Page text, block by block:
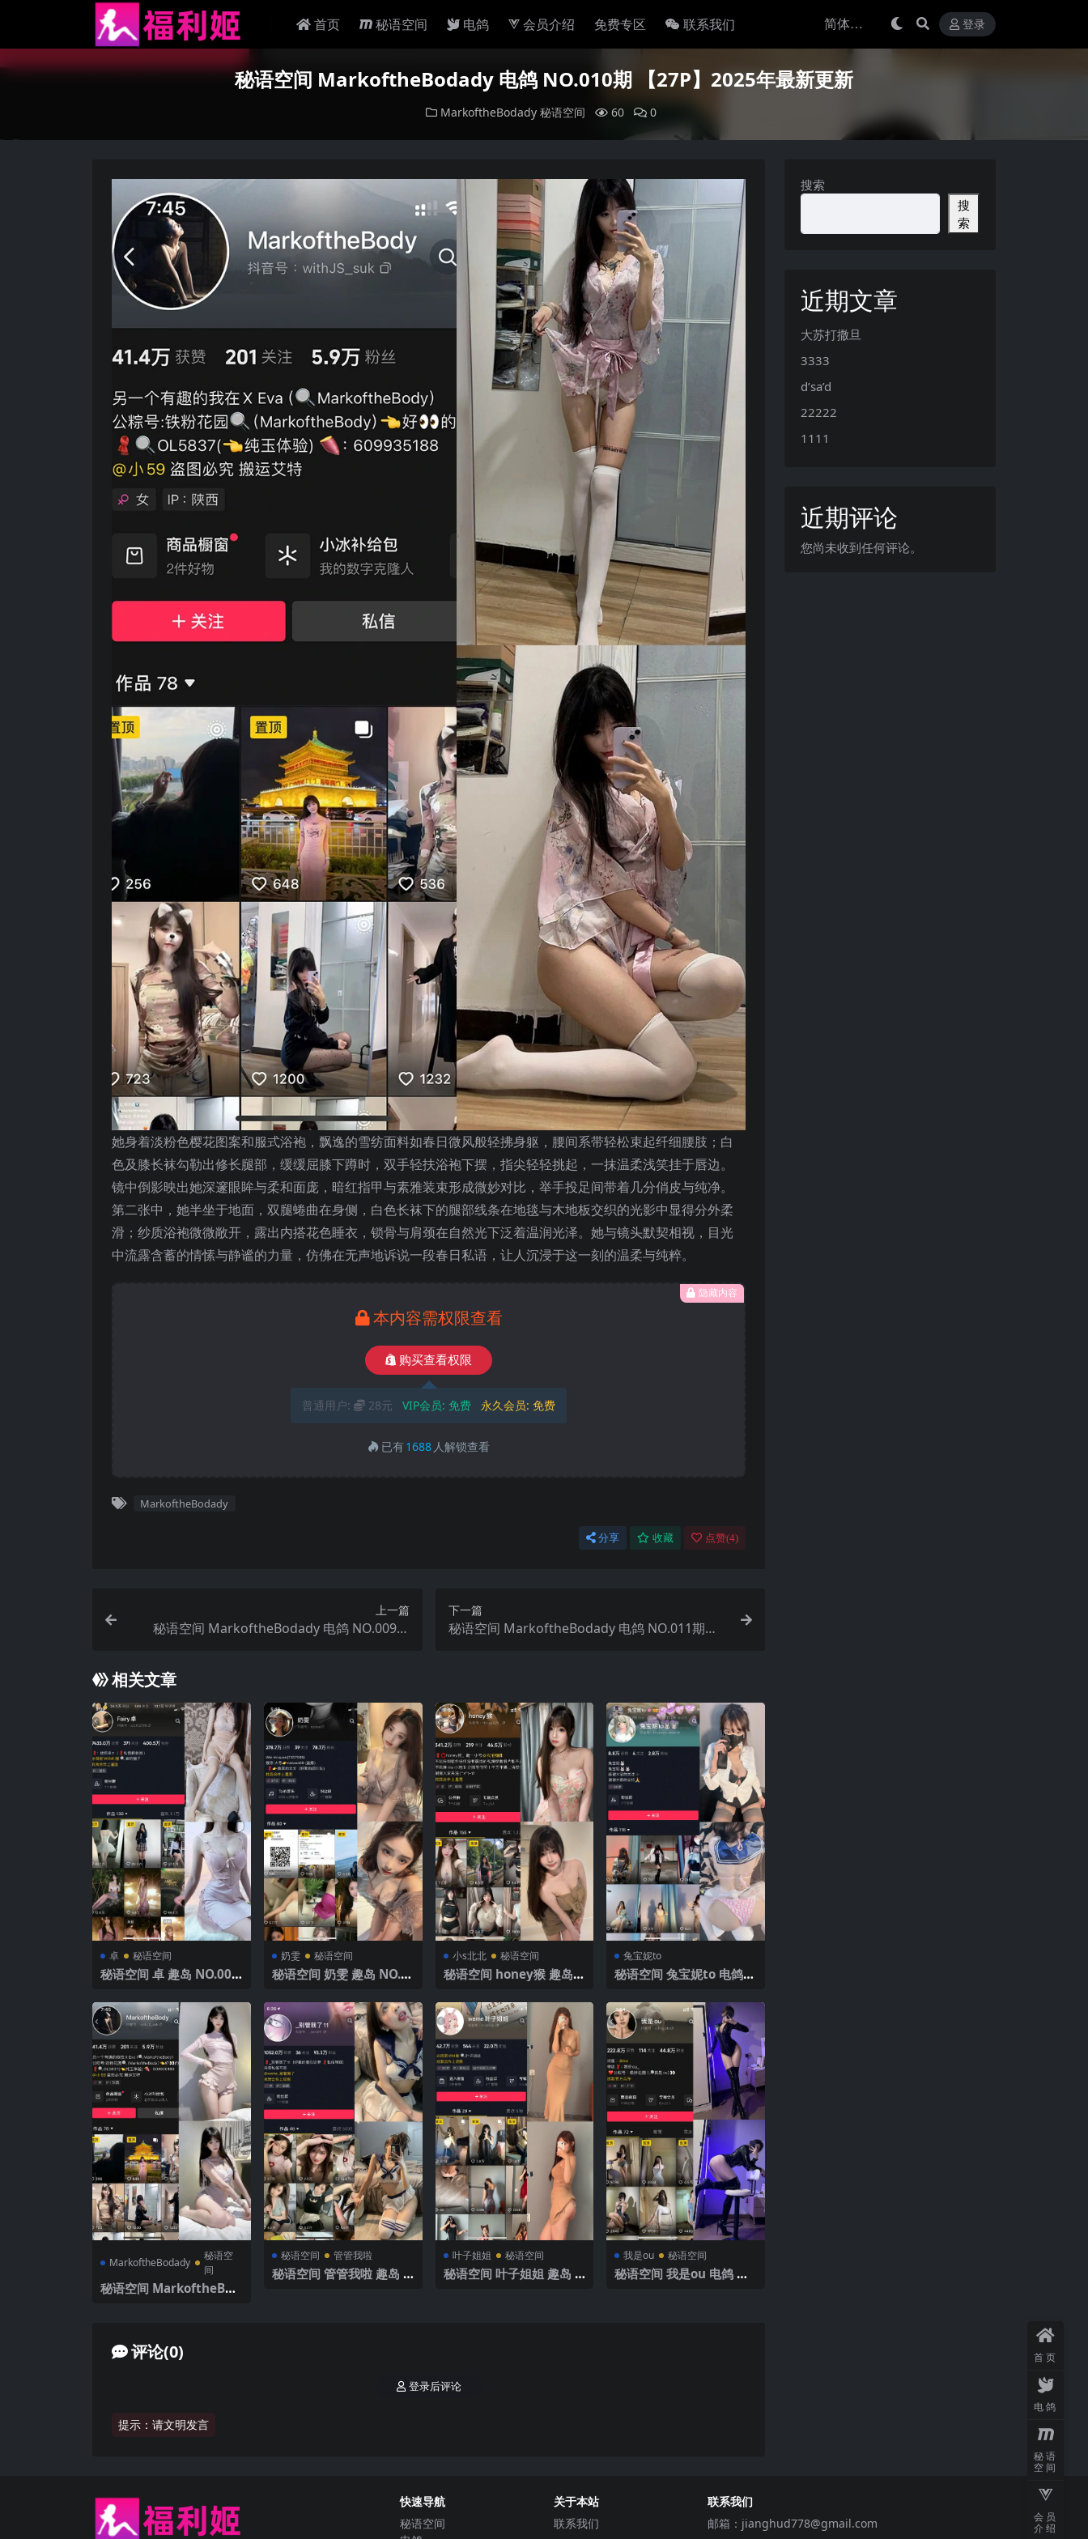
首页 秘语空间 电鸽 会员介绍 免费专区 联系我们 登录
秘语空间 MarkoftheBodady 电鸽 NO.010期 【27P】2025年最新更新
MarkoftheBodady 秘语空间 60 0
她身着淡粉色樱花图案和服式浴袍，飘逸的雪纺面料如春日微风般轻拂身躯，腰间系带轻松束起纤细腰肢；白
色及膝长袜勾勒出修长腿部，缓缓屈膝下蹲时，双手轻扶浴袍下摆，指尖轻轻挑起，一抹温柔浅笑挂于唇边。
镜中倒影映出她深邃眼眸与柔和面庞，暗红指甲与素雅装束形成微妙对比，举手投足间带着几分俏皮与纯净。
第二张中，她半坐于地面，双腿蜷曲在身侧，白色长袜下的腿部线条在地毯与木地板交织的光影中显得分外柔
滑；纱质浴袍微微敞开，露出内搭花色睡衣，锁骨与肩颈在自然光下泛着温润光泽。她与镜头默契相视，目光
中流露含蓄的情愫与静谧的力量，仿佛在无声地诉说一段春日私语，让人沉浸于这一刻的温柔与纯粹。
隐藏内容
本内容需权限查看
购买查看权限
普通用户: 28元 VIP会员: 免费 永久会员: 免费
已有1688 人解锁查看
MarkoftheBodady
分享 收藏 点赞(4)
上一篇
秘语空间 MarkoftheBodady 电鸽 NO.009期
下一篇
秘语空间 MarkoftheBodady 电鸽 NO.011期
相关文章
卓 秘语空间
秘语空间 卓 趣岛 NO.002
整版
奶雯 秘语空间
秘语空间 奶雯 趣岛 NO.0
新完整版
小s北北 秘语空间
秘语空间 honey猴 趣岛
025年最新完整版
兔宝妮to
秘语空间 兔宝妮to 电鸽 N
年最新更新
MarkoftheBodady
秘语空
间
秘语空间 MarkoftheBod
秘语空间 管管我啦
秘语空间 管管我啦 趣岛 N
叶子姐姐 秘语空间
秘语空间 叶子姐姐 趣岛 N
我是ou 秘语空间
秘语空间 我是ou 电鸽 N
评论(0)
提示：请文明发言
登录后评论
搜索
搜
索
近期文章
大苏打撒旦
3333
d’sa’d
22222
1111
近期评论
您尚未收到任何评论。
快速导航
秘语空间
关于本站
联系我们
联系我们
邮箱： jianghud778@gmail.com
首页
电鸽
秘语
空间
会员
介绍